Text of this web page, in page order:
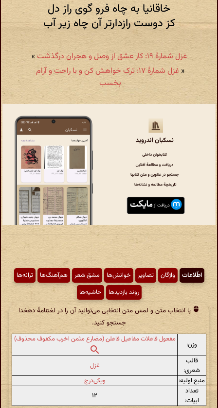
خاقانیا به چاه فرو گوی راز دل
کز دوست رازدارتر آن چاه زیر آب
غزل شمارهٔ ۱۹: کار عشق از وصل و هجران درگذشت
»
«
غزل شمارهٔ ۱۷: ترک خواهش کن و با راحت و آرام
بخسب
اطّلاعات واژگان تصاویر خوانش‌ها مشق شعر هم‌آهنگ‌ها
ترانه‌ها
روند بازدیدها
حاشیه‌ها
با انتخاب متن و لمس متن انتخابی می‌توانید آن را در لغتنامهٔ دهخدا
جستجو کنید.
وزن:
مفعول فاعلات مفاعیل فاعلن (مضارع مثمن اخرب مکفوف محذوف)
قالب
شعری:
غزل
منبع اولیه:
ویکی‌درج
تعداد
ابیات:
۱۲